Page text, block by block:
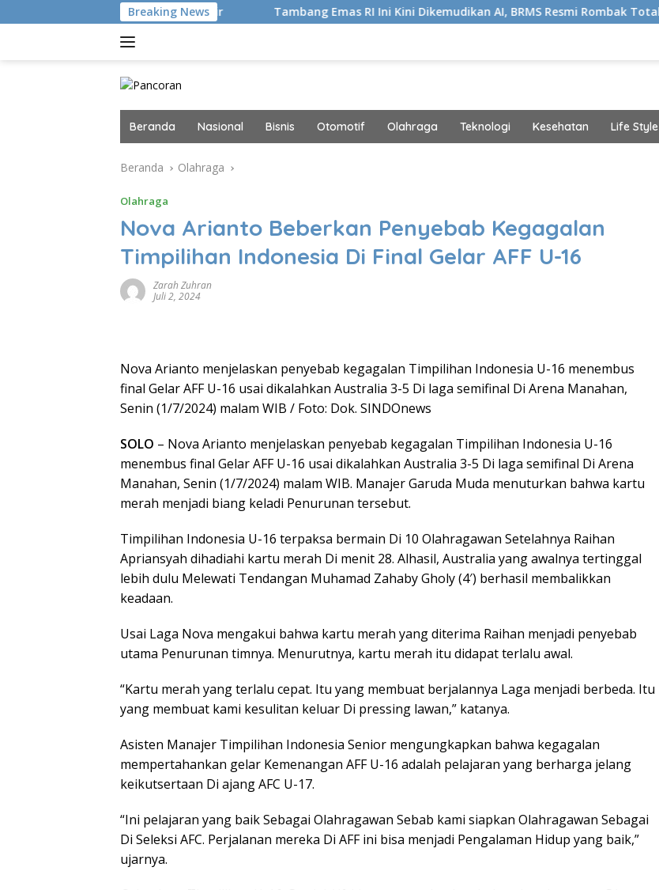
ke
Breaking News
Hingga Tanah Air Tambang Emas RI Ini Kini Dikemudikan AI, BRMS Resmi Rombak Total Sistemnya
Beranda Nasional Bisnis Otomotif Olahraga Teknologi Kesehatan Life Style
Beranda Olahraga
Olahraga
Nova Arianto Beberkan Penyebab Kegagalan
Timpilihan Indonesia Di Final Gelar AFF U-16
Zarah Zuhran
Juli 2, 2024
Nova Arianto menjelaskan penyebab kegagalan Timpilihan Indonesia U-16 menembus
final Gelar AFF U-16 usai dikalahkan Australia 3-5 Di laga semifinal Di Arena Manahan,
Senin (1/7/2024) malam WIB / Foto: Dok. SINDOnews
SOLO – Nova Arianto menjelaskan penyebab kegagalan Timpilihan Indonesia U-16
menembus final Gelar AFF U-16 usai dikalahkan Australia 3-5 Di laga semifinal Di Arena
Manahan, Senin (1/7/2024) malam WIB. Manajer Garuda Muda menuturkan bahwa kartu
merah menjadi biang keladi Penurunan tersebut.
Timpilihan Indonesia U-16 terpaksa bermain Di 10 Olahragawan Setelahnya Raihan
Apriansyah dihadiahi kartu merah Di menit 28. Alhasil, Australia yang awalnya tertinggal
lebih dulu Melewati Tendangan Muhamad Zahaby Gholy (4′) berhasil membalikkan
keadaan.
Usai Laga Nova mengakui bahwa kartu merah yang diterima Raihan menjadi penyebab
utama Penurunan timnya. Menurutnya, kartu merah itu didapat terlalu awal.
“Kartu merah yang terlalu cepat. Itu yang membuat berjalannya Laga menjadi berbeda. Itu
yang membuat kami kesulitan keluar Di pressing lawan,” katanya.
Asisten Manajer Timpilihan Indonesia Senior mengungkapkan bahwa kegagalan
mempertahankan gelar Kemenangan AFF U-16 adalah pelajaran yang berharga jelang
keikutsertaan Di ajang AFC U-17.
“Ini pelajaran yang baik Sebagai Olahragawan Sebab kami siapkan Olahragawan Sebagai
Di Seleksi AFC. Perjalanan mereka Di AFF ini bisa menjadi Pengalaman Hidup yang baik,”
ujarnya.